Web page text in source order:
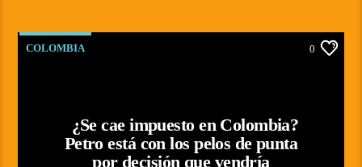
COLOMBIA 0
¿Se cae impuesto en Colombia?
Petro está con los pelos de punta
por decisión que vendría